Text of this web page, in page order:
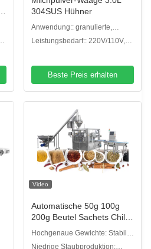
304SUS Hühner
Anwendung:: granulierte,
pulverisierte oder andere Arten
Leistungsbedarf:: 220V/110V,
Beste Preis erhalten
Video
Automatische 50g 100g
200g Beutel Sachets Chili-
Pfeffer-Pulver-
Verpackungsmaschine
Hochgenaue Gewichte: Stabile
und präzise Dosierung von
Niedrige Staubproduktion: